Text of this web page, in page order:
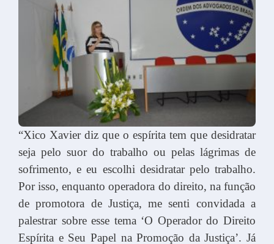
“Xico Xavier diz que o espírita tem que desidratar
seja pelo suor do trabalho ou pelas lágrimas de
sofrimento, e eu escolhi desidratar pelo trabalho.
Por isso, enquanto operadora do direito, na função
de promotora de Justiça, me senti convidada a
palestrar sobre esse tema ‘O Operador do Direito
Espírita e Seu Papel na Promoção da Justiça’. Já